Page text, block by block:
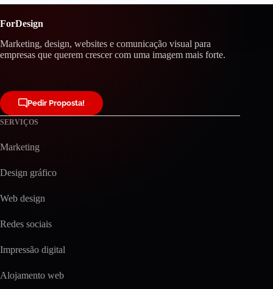
ForDesign
Marketing, design, websites e comunicação visual para
empresas que querem crescer com uma imagem mais forte.
Pedir Proposta!
SERVIÇOS
Marketing
Design gráfico
Web design
Redes sociais
Impressão digital
Alojamento web